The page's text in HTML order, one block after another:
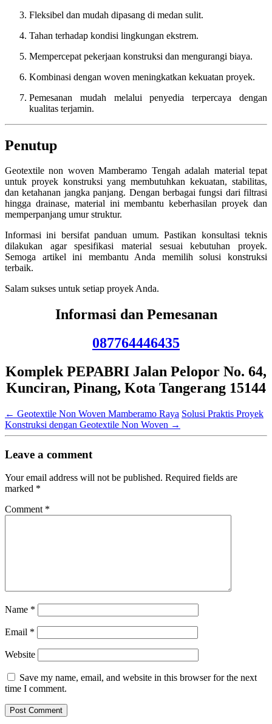
Fleksibel dan mudah dipasang di medan sulit.
Tahan terhadap kondisi lingkungan ekstrem.
Mempercepat pekerjaan konstruksi dan mengurangi biaya.
Kombinasi dengan woven meningkatkan kekuatan proyek.
Pemesanan mudah melalui penyedia terpercaya dengan
kualitas terjamin.
Penutup
Geotextile non woven Mamberamo Tengah adalah material tepat
untuk proyek konstruksi yang membutuhkan kekuatan, stabilitas,
dan ketahanan jangka panjang. Dengan berbagai fungsi dari filtrasi
hingga drainase, material ini membantu keberhasilan proyek dan
memperpanjang umur struktur.
Informasi ini bersifat panduan umum. Pastikan konsultasi teknis
dilakukan agar spesifikasi material sesuai kebutuhan proyek.
Semoga artikel ini membantu Anda memilih solusi konstruksi
terbaik.
Salam sukses untuk setiap proyek Anda.
Informasi dan Pemesanan
087764446435
Komplek PEPABRI Jalan Pelopor No. 64,
Kunciran, Pinang, Kota Tangerang 15144
← Geotextile Non Woven Mamberamo Raya Solusi Praktis Proyek
Konstruksi dengan Geotextile Non Woven →
Leave a comment
Your email address will not be published. Required fields are
marked *
Comment *
Name *
Email *
Website
Save my name, email, and website in this browser for the next
time I comment.